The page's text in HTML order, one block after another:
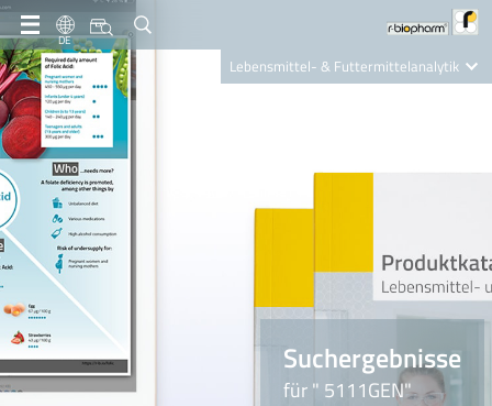
DE
Lebensmittel- & Futtermittelanalytik
Nutrition Care
Suchergebnisse
für " 5111GEN"